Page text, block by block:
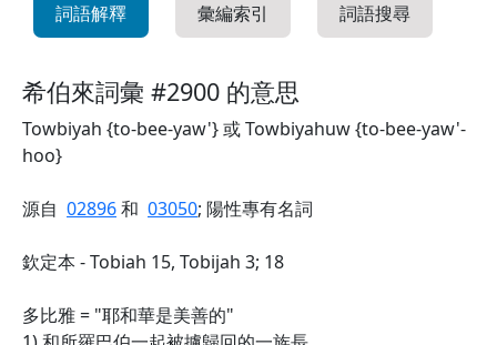
詞語解釋 彙編索引 詞語搜尋
希伯來詞彙 #2900 的意思
Towbiyah {to-bee-yaw'} 或 Towbiyahuw {to-bee-yaw'-
hoo}
源自 02896和 03050; 陽性專有名詞
欽定本 - Tobiah 15, Tobijah 3; 18
多比雅 = "耶和華是美善的"